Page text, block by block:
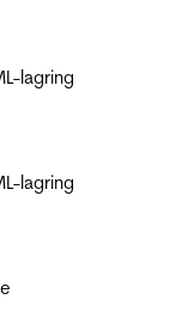
lagring
lagring